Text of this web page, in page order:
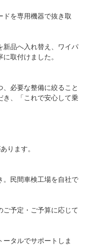
ドを専用機器で抜き取
新品へ入れ替え、ワイパ
取付けました。
必要な整備に絞ること
き、「これで安心して乗
ります。
民間車検工場を自社で
予定・ご予算に応じて
タルでサポートしま